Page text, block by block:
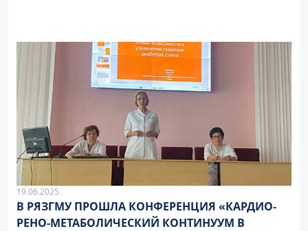
19.06.2025
В РЯЗГМУ ПРОШЛА КОНФЕРЕНЦИЯ «КАРДИО-
РЕНО-МЕТАБОЛИЧЕСКИЙ КОНТИНУУМ В